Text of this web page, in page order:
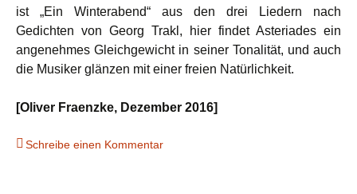
ist „Ein Winterabend“ aus den drei Liedern nach
Gedichten von Georg Trakl, hier findet Asteriades ein
angenehmes Gleichgewicht in seiner Tonalität, und auch
die Musiker glänzen mit einer freien Natürlichkeit.
[Oliver Fraenzke, Dezember 2016]
Schreibe einen Kommentar